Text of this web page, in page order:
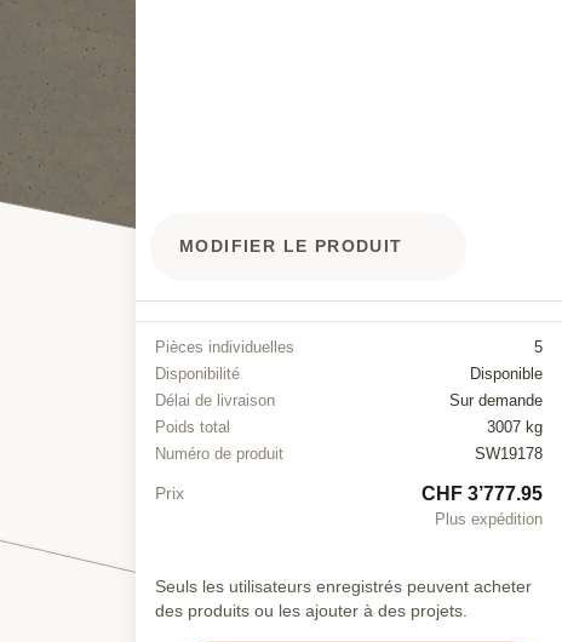
MODIFIER LE PRODUIT
Pièces individuelles
5
Disponibilité
Disponible
Délai de livraison
Sur demande
Poids total
3007 kg
Numéro de produit
SW19178
Prix CHF 3’777.95
Plus expédition
Seuls les utilisateurs enregistrés peuvent acheter
des produits ou les ajouter à des projets.